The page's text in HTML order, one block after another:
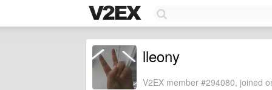
lleony
V2EX member #294080, joined